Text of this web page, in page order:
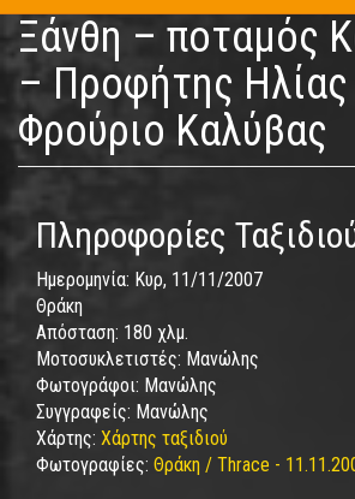
Ξάνθη – ποταμός
– Προφήτης
Φρούριο Καλύβας
Πληροφορίες
Ημερομηνία: Κυρ, 11/11/2007
Θράκη
Απόσταση: 180 χλμ.
Μοτοσυκλετιστές: Μανώλης
Φωτογράφοι: Μανώλης
Συγγραφείς: Μανώλης
Χάρτης: Χάρτης ταξιδιού
Φωτογραφίες: Θράκη / Thrace -